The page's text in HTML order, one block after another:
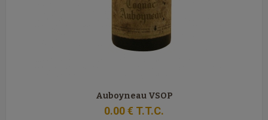
Auboyneau VSOP
0.00€ T.T.C.